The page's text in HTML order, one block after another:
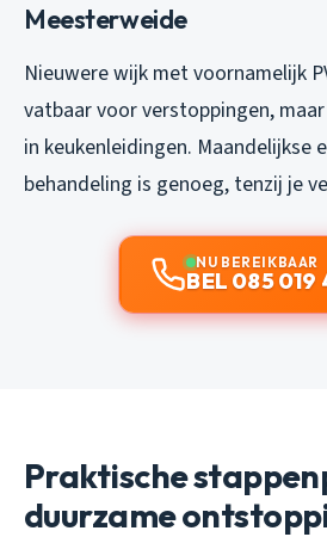
Meesterweide
Nieuwere wijk met voornamelijk
vatbaar voor verstoppingen,
in keukenleidingen. Maandelijkse
behandeling is genoeg, tenzij je
NU BEREIKBAAR
BEL 085 019
Praktische
duurzame